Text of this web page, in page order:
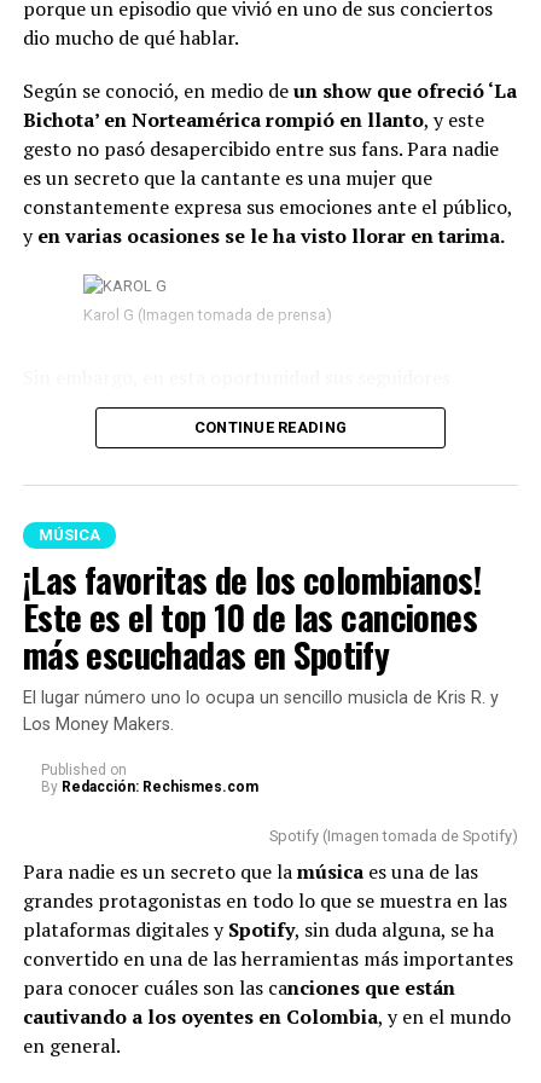
Además, un asunto en especial ha dado mucho de qué
hablar. Para esta ocasión, algunas personas han
descubierto posibles referencias que serían
especularon que hay una barra específica que
estaría dirigida a él.
“Ya no tengo ángel que
cuida de mí”, se escuchó.
Las referencias en las
canciones de Karol g y feid
son muy fuertes.
pic.twitter.com/hZgmd9tVUq
— feid (@feidxsar)August
7, 2026
Otros relacionaronla canción ‘Si lo ven’ con un
sencillo de El Ferrxo.
porque un episodio que vivió en uno de sus conciertos
dio mucho de qué hablar.
Según se conoció, en medio deun show que ofreció ‘La
Bichota’ en Norteamérica rompió en llanto, y este
gesto no pasó desapercibido entre sus fans. Para nadie
es un secreto que la cantante es una mujer que
constantemente expresa sus emociones ante el público,
yen varias ocasiones se le ha visto llorar en tarima.
Karol G (Imagen tomada de prensa)
señalaron que habría sido diferente,pues su llanto no
parecía ser de felicidad, sino de tristeza.
lágrimas caían una tras otra y su semblante
reflejaba nostalgia.
Lee también: “No puedo más”: La Blanquita reveló,
destrozada en llanto, que terminó con Naim por las
faltas de respeto
Como era de esperarse, los internautas no tardaron en
reaccionar en redes sociales y opinar sobre las razones
por las cuales
Cabe aclarar que, en medio del concierto, la famosa
se debía a la emoción que estaba viviendo junto a
ellos.
“Me siento supremamente
agradecida por el amor que me
dan siempre. Siento que
cuando me paro en este
CONTINUE READING
MÚSICA
¡Las favoritas de los colombianos!
Este es el top 10 de las canciones
más escuchadas en Spotify
El lugar número uno lo ocupa un sencillo musicla de Kris R. y
Los Money Makers.
Published on
By Redacción: Rechismes.com
Spotify (Imagen tomada de Spotify)
Para nadie es un secreto que lamúsicaes una de las
grandes protagonistas en todo lo que se muestra en las
plataformas digitales ySpotify, sin duda alguna, se ha
convertido en una de las herramientas más importantes
para conocer cuáles son las canciones que están
cautivando a los oyentes en Colombia, y en el mundo
en general.